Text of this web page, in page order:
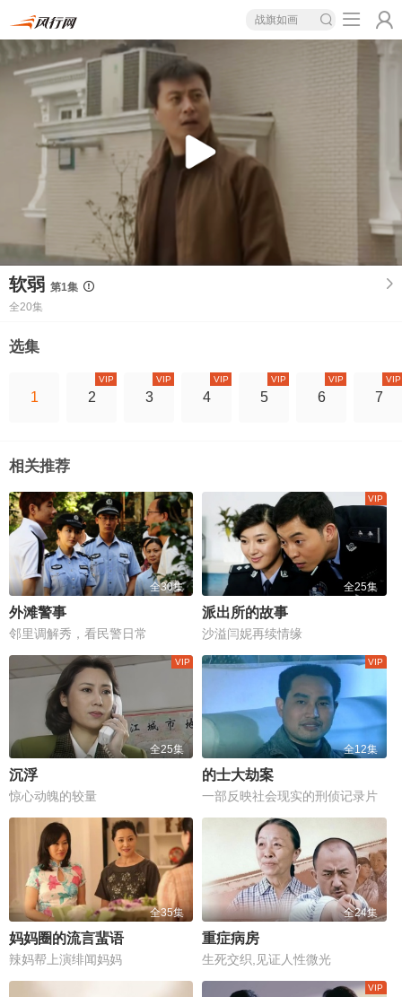
战旗如画
软弱 第1集
全20集
选集
1 2
VIP
3
VIP
4
VIP
5
VIP
6
VIP
7
VIP
相关推荐
全30集
外滩警事
邻里调解秀，看民警日常
全25集
派出所的故事
沙溢闫妮再续情缘
全25集
沉浮
惊心动魄的较量
全12集
的士大劫案
一部反映社会现实的刑侦记录片
全35集
妈妈圈的流言蜚语
辣妈帮上演绯闻妈妈
全24集
重症病房
生死交织,见证人性微光